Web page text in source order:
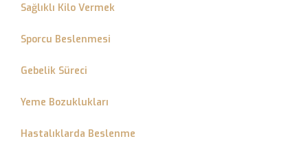
Sağlıklı Kilo Vermek
Sporcu Beslenmesi
Gebelik Süreci
Yeme Bozuklukları
Hastalıklarda Beslenme